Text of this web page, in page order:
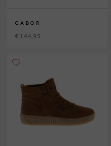
GABOR
€ 144,95